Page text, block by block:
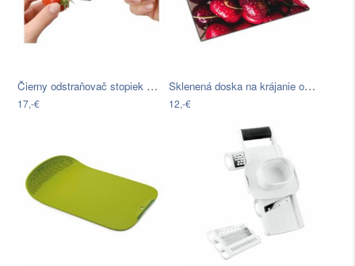
Čierny odstraňovač stopiek WMF…
17,-€
Sklenená doska na krájanie obraz…
12,-€